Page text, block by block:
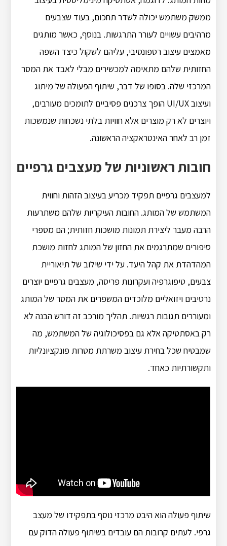
ממשק משתמש יכולה לשדר תחכום, בעוד שצבעים
מרהיבים עשויים לעורר התרגשות. בנוסף, כאשר מותגים
מאמצים עיצוב רספונסיבי, עליהם לשקול כיצד השפה
החזותית שלהם מתאימה למכשירים מבלי לאבד את המסר
המרכזי שלה. בסופו של דבר, שיתוף הפעולה של מיתוג
ועיצוב UI/UX הופך צרכנים פסיביים לתומכים מעורבים,
ויוצרים לא רק מוצרים אלא חוויות בלתי נשכחות שנמשכות
זמן רב לאחר האינטראקציה הראשונה.
חובות ראשוניות של מעצבים גרפיים
למעצבים גרפיים תפקיד מכריע בעיצוב הזהות וחווית
המשתמש של המותג. החובות העיקריות שלהם משתרעות
הרבה מעבר ליצירת תמונות מושכות חזותית; הם מספרי
סיפורים שמתרגמים את החזון של המותג לחזות מושכת
המהדהדת את קהל היעד. על ידי שילוב של תיאוריית
צבעים, טיפוגרפיה ועקרונות פריסה, מעצבים גרפיים יוצרים
נרטיבים ויזואליים מלוכדים המשפרים את המסר של המותג
ומעוררים תגובות רגשיות. תהליך מורכב זה דורש הבנה לא
רק באסתטיקה אלא גם בפסיכולוגיה של המשתמש, מה
שמבטיח שכל בחירת עיצוב משרתת מטרות פונקציונליות
ותקשורתיות כאחד.
שיתוף פעולה הוא היבט מרכזי נוסף בתפקידו של מעצב
גרפי. לעתים קרובות הם עובדים בשיתוף פעולה הדוק עם